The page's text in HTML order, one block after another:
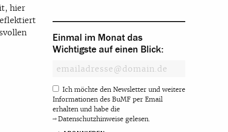
hier
Einmal im Monat das
Wichtigste auf einen Blick:
Ich möchte den Newsletter und weitere
Informationen des BuMF per Email
erhalten und habe die
Datenschutzhinweise gelesen.